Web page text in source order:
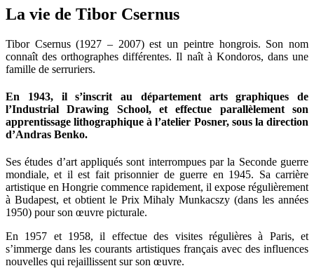
La vie de Tibor Csernus
Tibor Csernus (1927 – 2007) est un peintre hongrois. Son nom
connaît des orthographes différentes. Il naît à Kondoros, dans une
famille de serruriers.
En 1943, il s’inscrit au département arts graphiques de
l’Industrial Drawing School, et effectue parallèlement son
apprentissage lithographique à l’atelier Posner, sous la direction
d’Andras Benko.
Ses études d’art appliqués sont interrompues par la Seconde guerre
mondiale, et il est fait prisonnier de guerre en 1945. Sa carrière
artistique en Hongrie commence rapidement, il expose régulièrement
à Budapest, et obtient le Prix Mihaly Munkacszy (dans les années
1950) pour son œuvre picturale.
En 1957 et 1958, il effectue des visites régulières à Paris, et
s’immerge dans les courants artistiques français avec des influences
nouvelles qui rejaillissent sur son œuvre.